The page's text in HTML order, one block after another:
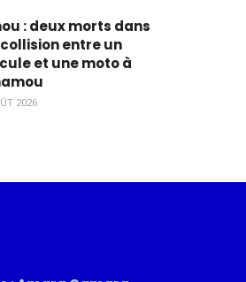
: deux morts dans
entre un
et une moto à
2026